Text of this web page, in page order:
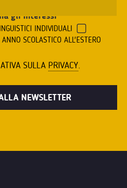
gli interessi
INDIVIDUALI
ANNO SCOLASTICO ALL'ESTERO
SULLA PRIVACY.